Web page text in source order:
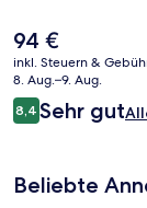
Der
aktuelle
Preis
beträgt
94 €.
94 €
inkl. Steuern &
8. Aug.–9. Aug.
Bewertungen
8,48,4 von 10.
Sehr gut
Beliebte